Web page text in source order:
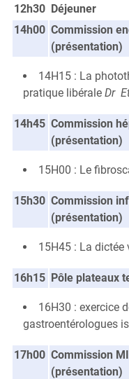
12h30 Déjeuner
14h00 Commission
(présentation)
14H15 : La
pratique libérale Dr
14h45 Commission
(présentation)
15H00 : Le
15h30 Commission
(présentation)
15H45 : La dictée
16h15 Pôle plateaux
16H30 : exercice
gastroentérologues
17h00 Commission
(présentation)